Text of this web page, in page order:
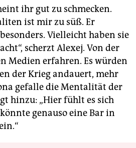
ihr gut zu schmecken.
ist mir zu süß. Er
Vielleicht haben sie
scherzt Alexej. Von der
Medien erfahren. Es würden
der Krieg andauert, mehr
gefalle die Mentalität der
hinzu: „Hier fühlt es sich
genauso eine Bar in